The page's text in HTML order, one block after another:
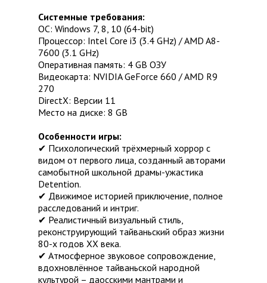
Системные требования:
ОС: Windows 7, 8, 10 (64-bit)
Процессор: Intel Core i3 (3.4 GHz) / AMD A8-
7600 (3.1 GHz)
Оперативная память: 4 GB ОЗУ
Видеокарта: NVIDIA GeForce 660 / AMD R9
270
DirectX: Версии 11
Место на диске: 8 GB
Особенности игры:
✔ Психологический трёхмерный хоррор с
видом от первого лица, созданный авторами
самобытной школьной драмы-ужастика
Detention.
✔ Движимое историей приключение, полное
расследований и интриг.
✔ Реалистичный визуальный стиль,
реконструирующий тайваньский образ жизни
80-х годов XX века.
✔ Атмосферное звуковое сопровождение,
вдохновлённое тайваньской народной
культурой – даосскими мантрами и